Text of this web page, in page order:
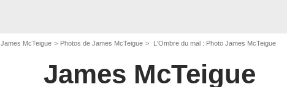
James McTeigue Photos de James McTeigue L'Ombre du mal : Photo James McTeigue
James McTeigue